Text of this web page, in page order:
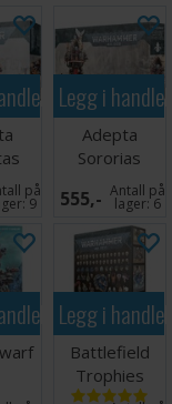
Vahl
på
9
Legg i
Adepta
Sororias
Intranzia
Fraye
Dogmata
555,- Antall på
lager:6
Legg i
Battlefield
Trophies